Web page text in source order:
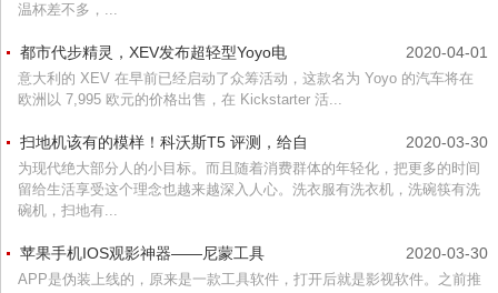
温杯差不多，...
2020-04-01
都市代步精灵，XEV发布超轻型Yoyo电
意大利的 XEV 在早前已经启动了众筹活动，这款名为 Yoyo 的汽车将在
欧洲以 7,995 欧元的价格出售，在 Kickstarter 活...
2020-03-30
扫地机该有的模样！科沃斯T5 评测，给自
为现代绝大部分人的小目标。而且随着消费群体的年轻化，把更多的时间
留给生活享受这个理念也越来越深入人心。洗衣服有洗衣机，洗碗筷有洗
碗机，扫地有...
2020-03-30
苹果手机IOS观影神器——尼蒙工具
APP是伪装上线的，原来是一款工具软件，打开后就是影视软件。之前推